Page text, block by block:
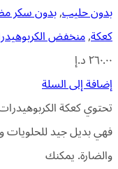
بدون حليب,بدون سكر
كعكة,منخفض
٢٦٠.٠٠د.إ
إضافة إلى السلة
تحتوي كعكة
فهي بديل جيد للحلويات
والضارة. يمكنك